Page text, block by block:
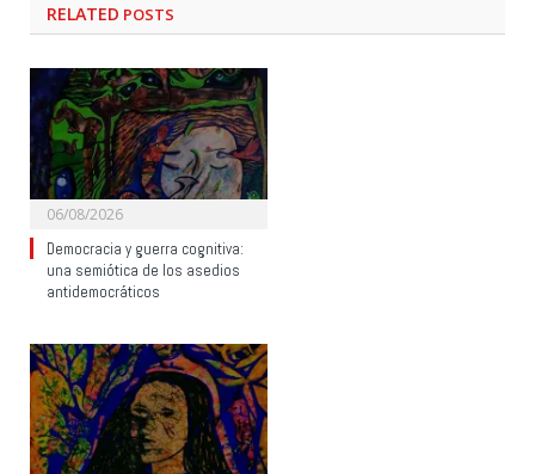
RELATED POSTS
06/08/2026
Democracia y guerra cognitiva:
una semiótica de los asedios
antidemocráticos